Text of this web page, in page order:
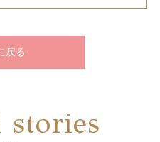
戻る
stories